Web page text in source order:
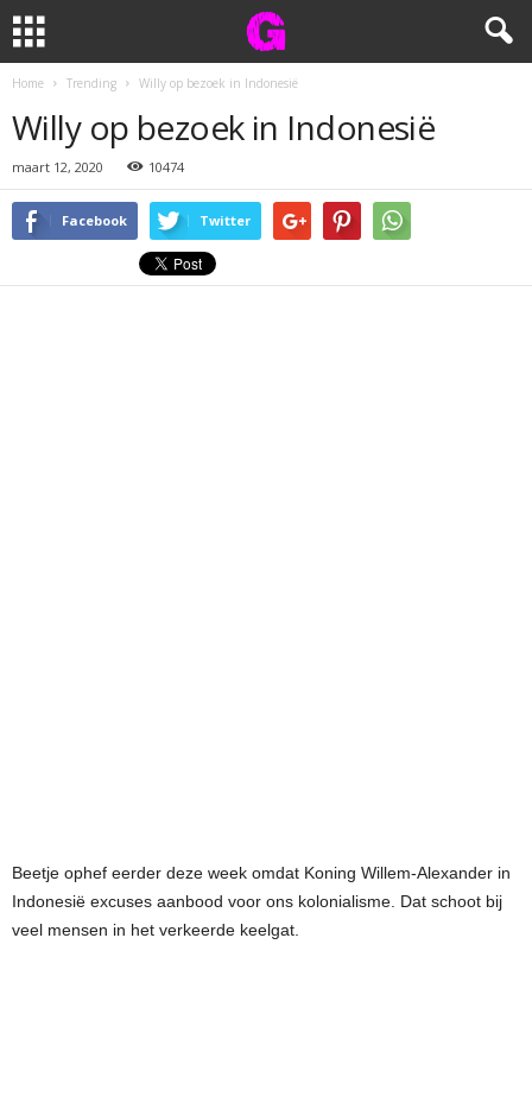
Home Trending Willy op bezoek in Indonesië
Willy op bezoek in Indonesië
maart 12, 2020 10474
Facebook Twitter
Beetje ophef eerder deze week omdat Koning Willem-Alexander in
Indonesië excuses aanbood voor ons kolonialisme. Dat schoot bij
veel mensen in het verkeerde keelgat.